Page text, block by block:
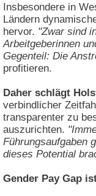
Insbesondere in
Ländern
hervor. "Zwar sind
Arbeitgeberinnen
Gegenteil: Die
profitieren.
Daher schlägt
verbindlicher
transparenter zu
auszurichten.
Führungsaufgaben
dieses Potential
Gender Pay Gap